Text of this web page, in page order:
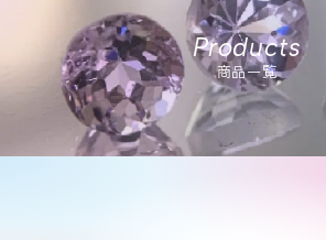
Products
商品一覧